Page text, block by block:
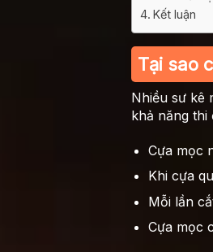
Kết luận
Tại sao
Nhiều sư kê
khả năng thi
Cựa mọc
Khi cựa
Mỗi lần
Cựa mọc